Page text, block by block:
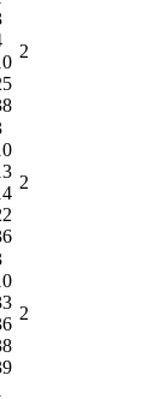
2
2
2